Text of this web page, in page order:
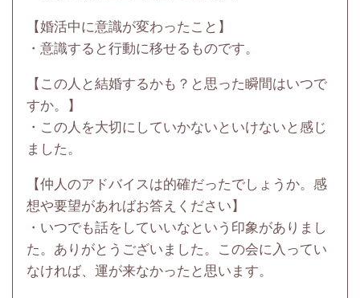
【婚活中に意識が変わったこと】
・意識すると行動に移せるものです。
【この人と結婚するかも？と思った瞬間はいつで
すか。】
・この人を大切にしていかないといけないと感じ
ました。
【仲人のアドバイスは的確だったでしょうか。感
想や要望があればお答えください】
・いつでも話をしていいなという印象がありまし
た。ありがとうございました。この会に入ってい
なければ、運が来なかったと思います。